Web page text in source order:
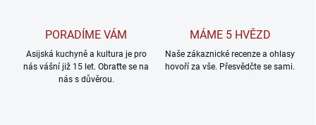
PORADÍME VÁM
Asijská kuchyně a kultura je pro
nás vášní již 15 let. Obraťte se na
nás s důvěrou.
MÁME 5 HVĚZD
Naše zákaznické recenze a ohlasy
hovoří za vše. Přesvědčte se sami.